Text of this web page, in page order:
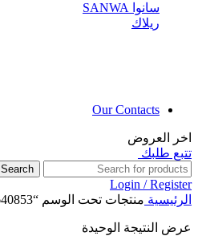
سانوا SANWA
ريلاك
Our Contacts
اخر العروض
تتبع طلبك
Search
Login / Register
الرئيسية منتجات تحت الوسم “2608640853”
عرض النتيجة الوحيدة